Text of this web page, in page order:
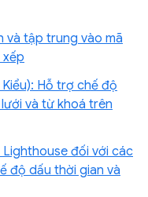
và tập trung vào mã
Kiểu): Hỗ trợ chế độ
và từ khoá trên
đối với các
độ dấu thời gian và